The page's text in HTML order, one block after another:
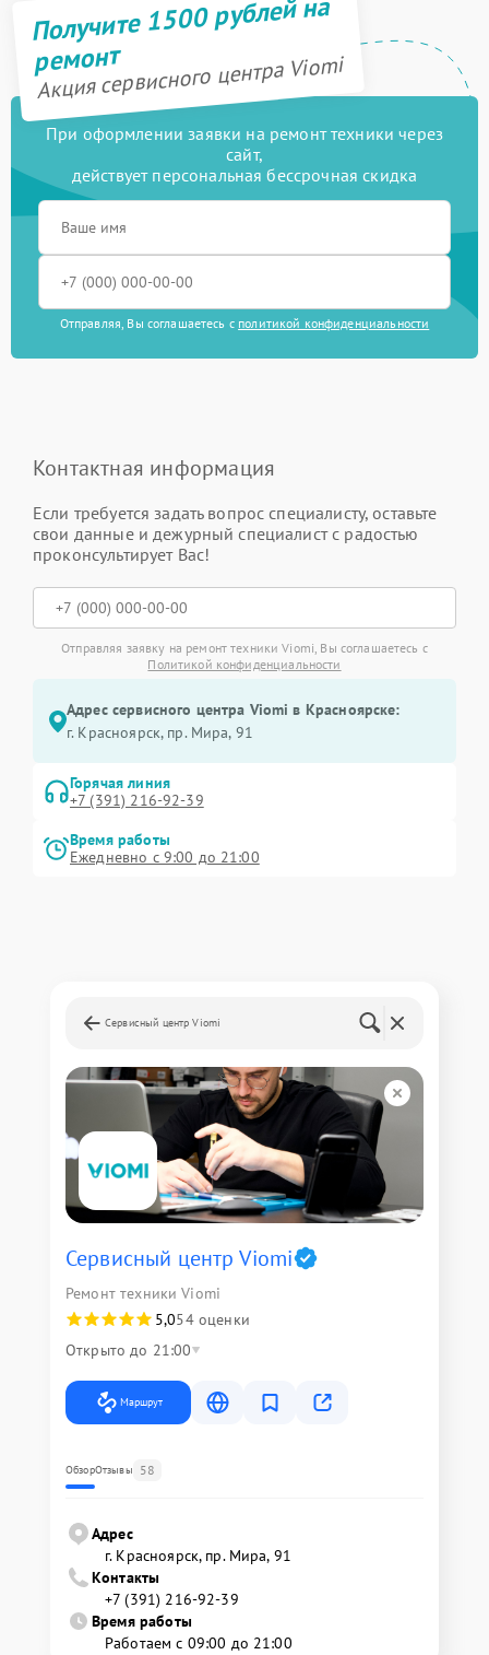
Получите 1500 рублей на
ремонт
Акция сервисного центра Viomi
При оформлении заявки на ремонт техники через
сайт,
действует персональная бессрочная скидка
Отправляя, Вы соглашаетесь с политикой конфиденциальности
Контактная информация
Если требуется задать вопрос специалисту, оставьте
свои данные и дежурный специалист с радостью
проконсультирует Вас!
Отправляя заявку на ремонт техники Viomi, Вы соглашаетесь с
Политикой конфиденциальности
Адрес сервисного центра Viomi в Красноярске:
г. Красноярск, ​пр. Мира, 91
Горячая линия
+7 (391) 216-92-39
Время работы
Ежедневно с 9:00 до 21:00
Сервисный центр Viomi
Сервисный центр Viomi
Ремонт техники Viomi
5,054 оценки
Открыто до 21:00
Маршрут
ОбзорОтзывы 58
Адрес
г. Красноярск, ​пр. Мира, 91
Контакты
+7 (391) 216-92-39
Время работы
Работаем с 09:00 до 21:00